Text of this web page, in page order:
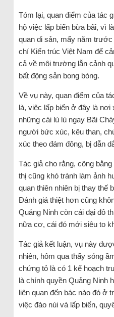
Tóm lại, quan điểm của tác
hộ việc lấp biển bừa bãi, vì
quan di sản, mấy năm
chí Kiến trúc Việt Nam để
cả về môi trường lẫn cảnh
bất động sản bong bóng.
Về vụ này, quan điểm của
là, việc lấp biển ở đây là nơi
những cái lù lù ngay Bãi
người bức xúc, kêu than,
xúc theo đám đông, bị dẫn
Tác giả cho rằng, công
thị cũng khó tránh làm ảnh
quan thiên nhiên bị thay thế
Đánh giá thiệt hơn cũng
Quảng Ninh còn cái đại đô
nữa cơ, cái đó mới siêu to
Tác giả kết luận, vụ này
nhiên, hôm qua thấy sóng
chứng tỏ là có 1 kế hoạch
là chính quyền Quảng Ninh
liên quan đến bác nào đó ở
việc đào núi và lấp biển,